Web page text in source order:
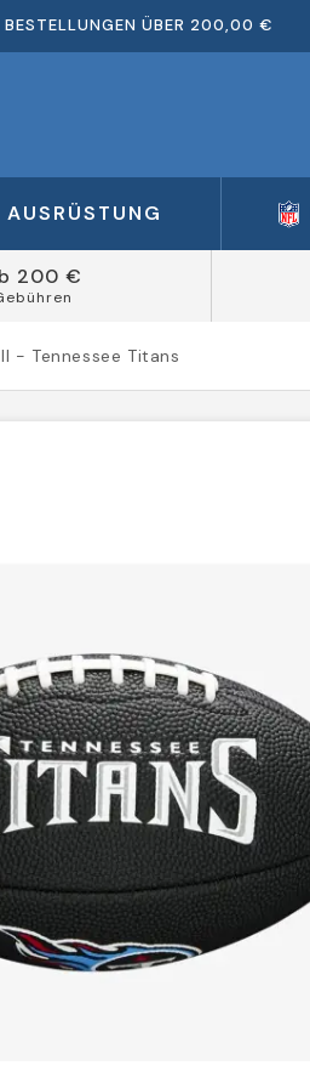
BESTELLUNGEN ÜBER 200,00 €
AUSRÜSTUNG
200 €
- Tennessee Titans